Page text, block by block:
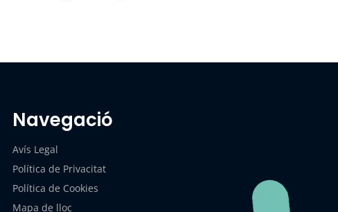
Navegació
Avís Legal
Política de Privacitat
Política de Cookies
Mapa de lloc